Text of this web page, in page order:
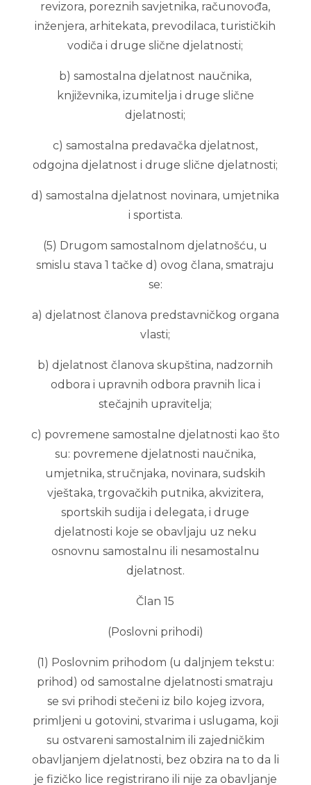
revizora, poreznih savjetnika, računovođa,
inženjera, arhitekata, prevodilaca, turističkih
vodiča i druge slične djelatnosti;
b) samostalna djelatnost naučnika,
književnika, izumitelja i druge slične
djelatnosti;
c) samostalna predavačka djelatnost,
odgojna djelatnost i druge slične djelatnosti;
d) samostalna djelatnost novinara, umjetnika
i sportista.
(5) Drugom samostalnom djelatnošću, u
smislu stava 1 tačke d) ovog člana, smatraju
se:
a) djelatnost članova predstavničkog organa
vlasti;
b) djelatnost članova skupština, nadzornih
odbora i upravnih odbora pravnih lica i
stečajnih upravitelja;
c) povremene samostalne djelatnosti kao što
su: povremene djelatnosti naučnika,
umjetnika, stručnjaka, novinara, sudskih
vještaka, trgovačkih putnika, akvizitera,
sportskih sudija i delegata, i druge
djelatnosti koje se obavljaju uz neku
osnovnu samostalnu ili nesamostalnu
djelatnost.
Član 15
(Poslovni prihodi)
(1) Poslovnim prihodom (u daljnjem tekstu:
prihod) od samostalne djelatnosti smatraju
se svi prihodi stečeni iz bilo kojeg izvora,
primljeni u gotovini, stvarima i uslugama, koji
su ostvareni samostalnim ili zajedničkim
obavljanjem djelatnosti, bez obzira na to da li
je fizičko lice registrirano ili nije za obavljanje